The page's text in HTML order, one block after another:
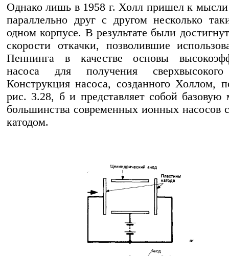
Однако лишь в 1958 г. Холл пришел к мысли
параллельно друг с другом несколько
одном корпусе. В результате были
скорости откачки, позволившие
Пеннинга в качестве основы
насоса для получения
Конструкция насоса, созданного Холлом,
рис. 3.28, б и представляет собой базовую
большинства современных ионных насосов
катодом.